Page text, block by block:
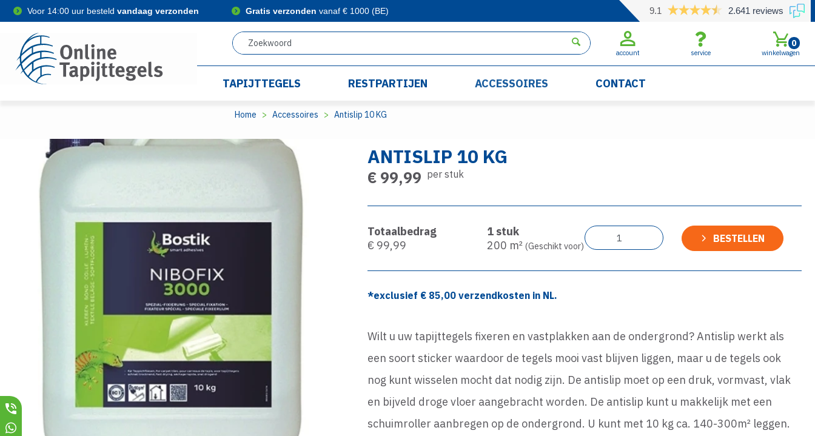
Voor 14:00 uur besteld vandaag verzonden Gratis verzonden vanaf € 1000 (BE) 9.1 2.641 reviews
account service winkelwagen
0
TAPIJTTEGELS RESTPARTIJEN ACCESSOIRES CONTACT
Home Accessoires Antislip 10 KG
ANTISLIP 10 KG
€ 99,99 per stuk
Totaalbedrag
€ 99,99
1 stuk
200 m² (Geschikt voor)
BESTELLEN
*exclusief € 85,00 verzendkosten in NL.
Wilt u uw tapijttegels fixeren en vastplakken aan de ondergrond? Antislip werkt als
een soort sticker waardoor de tegels mooi vast blijven liggen, maar u de tegels ook
nog kunt wisselen mocht dat nodig zijn. De antislip moet op een druk, vormvast, vlak
en bijveld droge vloer aangebracht worden. De antislip kunt u makkelijk met een
schuimroller aanbregen op de ondergrond. U kunt met 10 kg ca. 140-300m² leggen.